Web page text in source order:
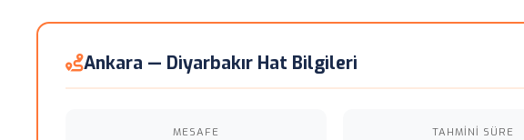
Ankara — Diyarbakır Hat Bilgileri
MESAFE TAHMINI SÜRE